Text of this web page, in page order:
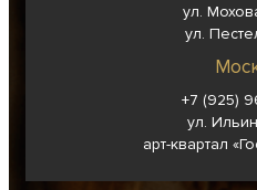
ул.
ул.
+7 (925)
ул.
арт-квартал